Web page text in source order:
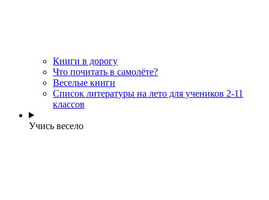
Книги в дорогу
Что почитать в самолёте?
Веселые книги
Cписок литературы на лето для учеников 2-11
классов
Учись весело